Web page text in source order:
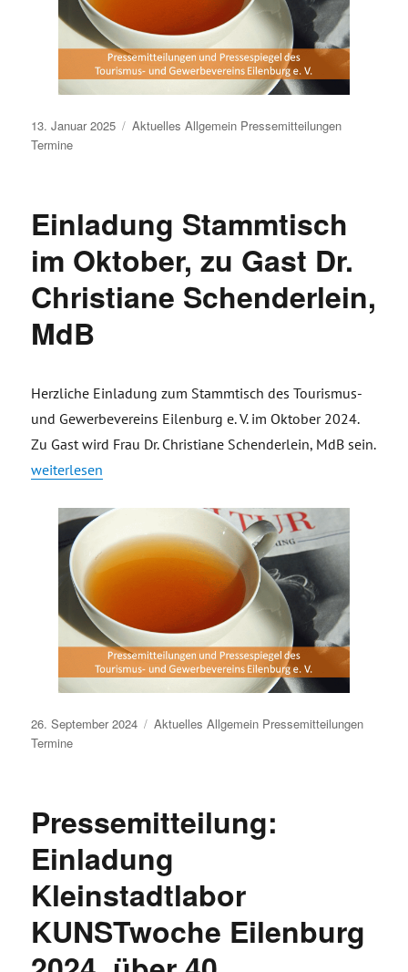
Veröffentlicht
am
13. Januar 2025 Aktuelles Allgemein Pressemitteilungen
Termine
Einladung Stammtisch
im Oktober, zu Gast Dr.
Christiane Schenderlein,
MdB
Herzliche Einladung zum Stammtisch des Tourismus-
und Gewerbevereins Eilenburg e. V. im Oktober 2024.
Zu Gast wird Frau Dr. Christiane Schenderlein, MdB sein.
„Einladung Stammtisch im Oktober, zu Gast Dr. Christiane
weiterlesen
Veröffentlicht
am
26. September 2024 Aktuelles Allgemein Pressemitteilungen
Termine
Pressemitteilung:
Einladung
Kleinstadtlabor
KUNSTwoche Eilenburg